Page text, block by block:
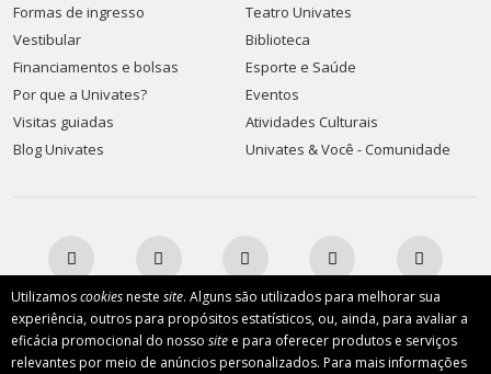
Utilizamoscookiesneste site. Alguns são utilizados para melhorar sua
experiência, outros para propósitos estatísticos, ou, ainda, para avaliar a
eficácia promocional do nosso site e para oferecer produtos e serviços
relevantes por meio de anúncios personalizados. Para mais informações
Formas de ingresso
Vestibular
Financiamentos e bolsas
Por que a Univates?
Visitas guiadas
Blog Univates
Teatro Univates
Biblioteca
Esporte e Saúde
Eventos
Atividades Culturais
Univates & Você - Comunidade
AFILIADA: